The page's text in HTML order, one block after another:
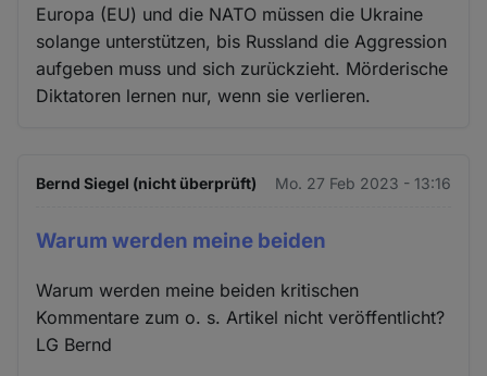
Europa (EU) und die NATO müssen die Ukraine
solange unterstützen, bis Russland die Aggression
aufgeben muss und sich zurückzieht. Mörderische
Diktatoren lernen nur, wenn sie verlieren.
Bernd Siegel (nicht überprüft) Mo. 27 Feb 2023 - 13:16
Warum werden meine beiden
Warum werden meine beiden kritischen
Kommentare zum o. s. Artikel nicht veröffentlicht?
LG Bernd